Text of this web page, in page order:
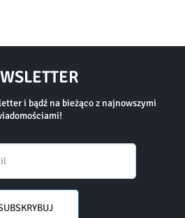
i bądź na bieżąco z najnowszymi